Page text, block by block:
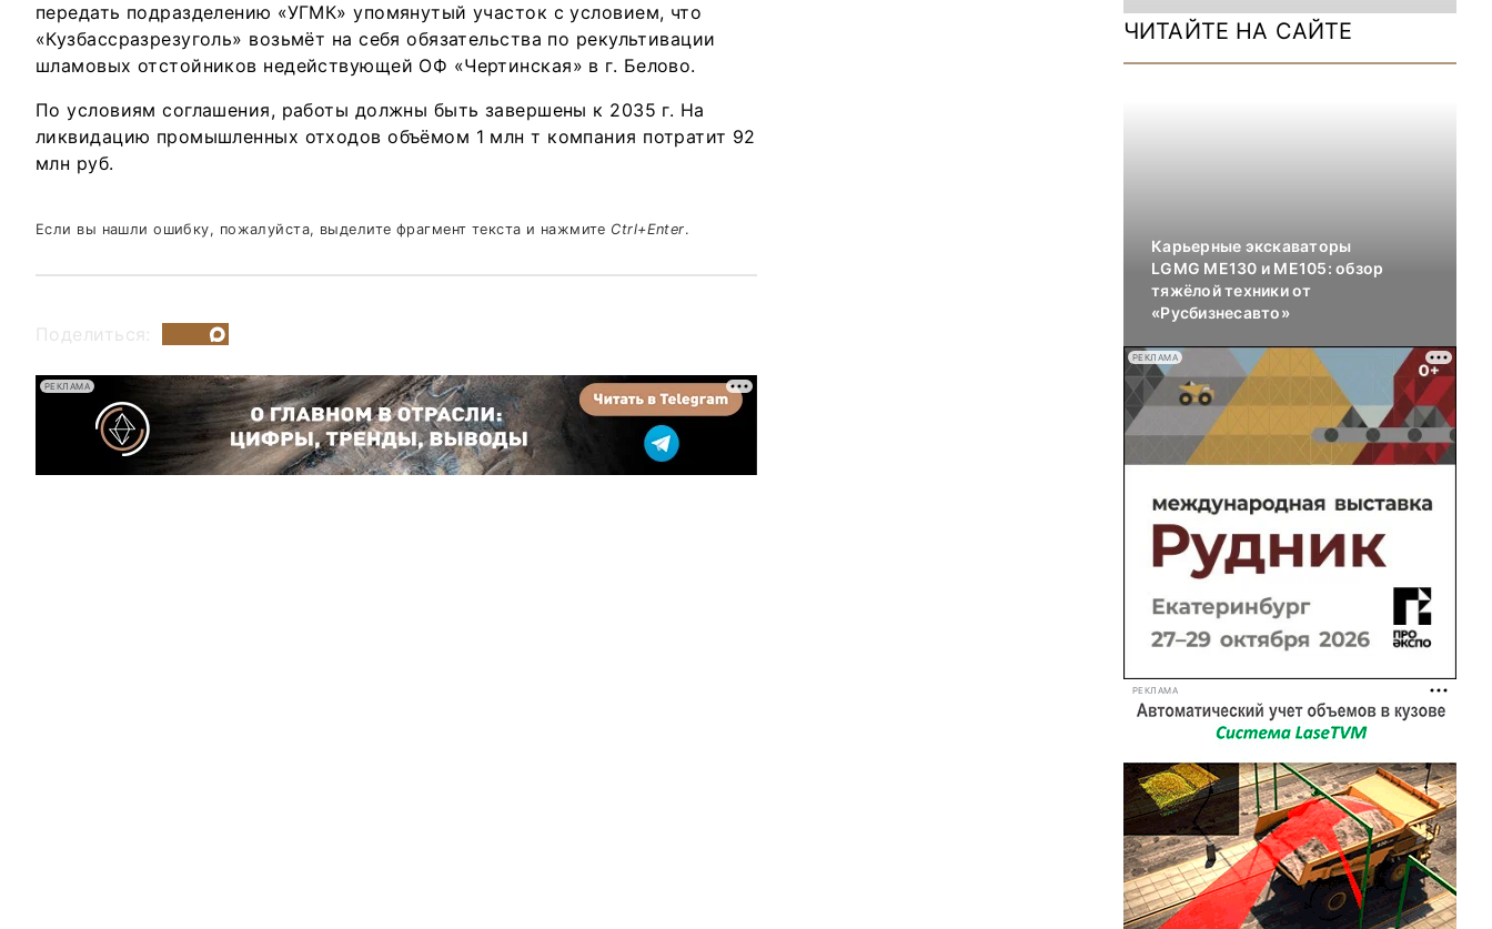
передать подразделению «УГМК» упомянутый участок с условием, что
«Кузбассразрезуголь» возьмёт на себя обязательства по рекультивации
шламовых отстойников недействующей ОФ «Чертинская» в г. Белово.
По условиям соглашения, работы должны быть завершены к 2035 г. На
ликвидацию промышленных отходов объёмом 1 млн т компания потратит 92
млн руб.
Если вы нашли ошибку, пожалуйста, выделите фрагмент текста и нажмите Ctrl+Enter.
Поделиться:
РЕКЛАМА
ЧИТАЙТЕ НА САЙТЕ
Карьерные экскаваторы
LGMG ME130 и ME105: обзор
тяжёлой техники от
«Русбизнесавто»
РЕКЛАМА
РЕКЛАМА